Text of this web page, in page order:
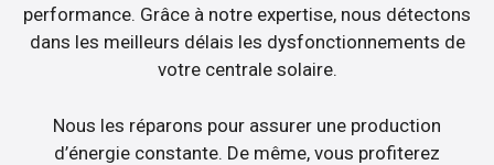
performance. Grâce à notre expertise, nous détectons
dans les meilleurs délais les dysfonctionnements de
votre centrale solaire.
Nous les réparons pour assurer une production
d’énergie constante. De même, vous profiterez